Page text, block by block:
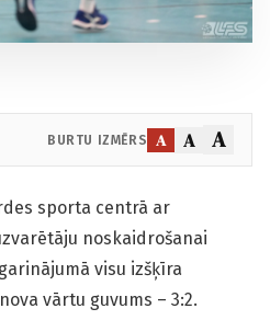
BURTU IZMĒRS A A A
sporta centrā ar
noskaidrošanai
visu izšķīra
vārtu guvums – 3:2.